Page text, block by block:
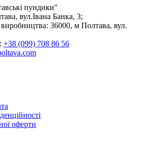
пундики"
вул.Івана Банка, 3;
36000, м Полтава, вул.
+38 (099) 708 86 56
оферти